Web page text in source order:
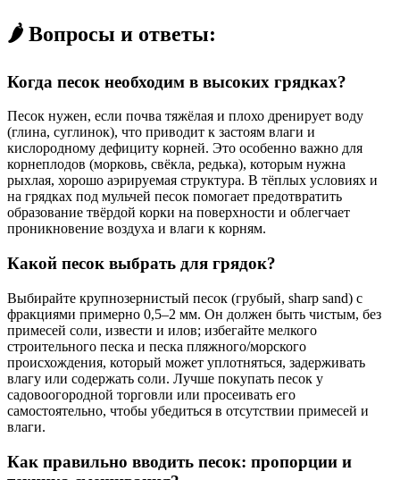
🌶️ Вопросы и ответы:
Когда песок необходим в высоких грядках?
Песок нужен, если почва тяжёлая и плохо дренирует воду
(глина, суглинок), что приводит к застоям влаги и
кислородному дефициту корней. Это особенно важно для
корнеплодов (морковь, свёкла, редька), которым нужна
рыхлая, хорошо аэрируемая структура. В тёплых условиях и
на грядках под мульчей песок помогает предотвратить
образование твёрдой корки на поверхности и облегчает
проникновение воздуха и влаги к корням.
Какой песок выбрать для грядок?
Выбирайте крупнозернистый песок (грубый, sharp sand) с
фракциями примерно 0,5–2 мм. Он должен быть чистым, без
примесей соли, извести и илов; избегайте мелкого
строительного песка и песка пляжного/морского
происхождения, который может уплотняться, задерживать
влагу или содержать соли. Лучше покупать песок у
садовоогородной торговли или просеивать его
самостоятельно, чтобы убедиться в отсутствии примесей и
влаги.
Как правильно вводить песок: пропорции и